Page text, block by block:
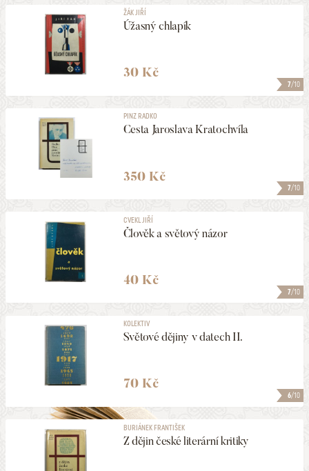
7/10
ŽÁK JIŘÍ
Úžasný chlapík
30 Kč
7/10
PINZ RADKO
Cesta Jaroslava Kratochvíla
350 Kč
7/10
CVEKL JIŘÍ
Člověk a světový názor
40 Kč
6/10
KOLEKTIV
Světové dějiny v datech II.
70 Kč
BURIÁNEK FRANTIŠEK
Z dějin české literární kritiky